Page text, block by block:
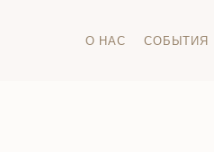
О НАС СОБЫТИЯ